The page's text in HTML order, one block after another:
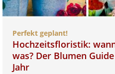
Perfekt geplant!
Hochzeitsfloristik:
was? Der Blumen
Jahr